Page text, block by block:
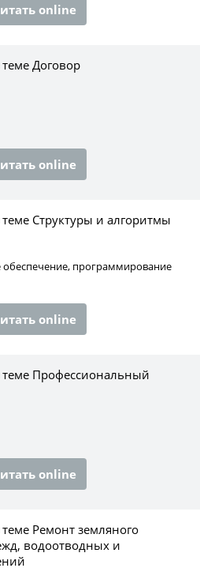
online
Договор
online
Структуры и алгоритмы
программирование
online
теме Профессиональный
online
Ремонт земляного
водоотводных и